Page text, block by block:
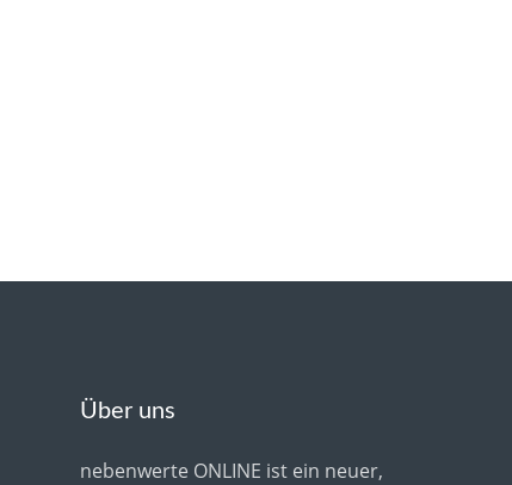
Über uns
nebenwerte ONLINE ist ein neuer,